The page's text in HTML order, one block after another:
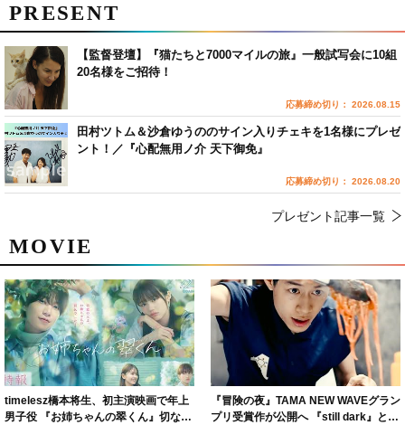
MOVIE
timelesz橋本将生、初主演映画で年上
男子役 『お姉ちゃんの翠くん』切ない
『冒険の夜』TAMA NEW WAVEグラン
プリ受賞作が公開へ 『still dark』と同
PRESENT
【監督登壇】『猫たちと7000マイルの旅』一般試写会に10組
20名様をご招待！
応募締め切り： 2026.08.15
田村ツトム＆沙倉ゆうののサイン入りチェキを1名様にプレゼ
ント！／『心配無用ノ介 天下御免』
応募締め切り： 2026.08.20
プレゼント記事一覧